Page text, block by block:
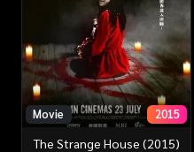
Movie 2015
The Strange House (2015)